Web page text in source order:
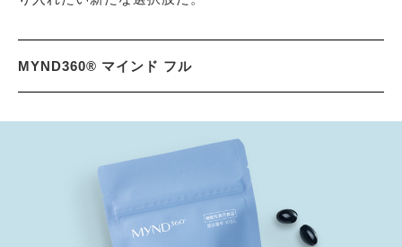
MYND360® マインド フル